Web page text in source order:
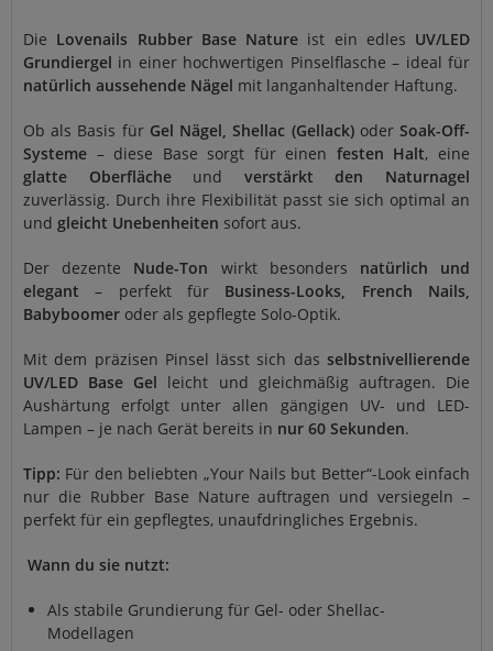
Die Lovenails Rubber Base Nature ist ein edles UV/LED
Grundiergel in einer hochwertigen Pinselflasche – ideal für
natürlich aussehende Nägel mit langanhaltender Haftung.
Ob als Basis für Gel Nägel, Shellac (Gellack)oderSoak-Off-
Systeme – diese Base sorgt für einen festen Halt, eine
glatte Oberflächeund verstärkt den Naturnagel
zuverlässig. Durch ihre Flexibilität passt sie sich optimal an
und gleicht Unebenheiten sofort aus.
Der dezente Nude-Ton wirkt besonders natürlich und
elegant – perfekt für Business-Looks, French Nails,
Babyboomer oder als gepflegte Solo-Optik.
Mit dem präzisen Pinsel lässt sich das selbstnivellierende
UV/LED Base Gel leicht und gleichmäßig auftragen. Die
Aushärtung erfolgt unter allen gängigen UV- und LED-
Lampen – je nach Gerät bereits in nur 60 Sekunden.
Tipp: Für den beliebten „Your Nails but Better“-Look einfach
nur die Rubber Base Nature auftragen und versiegeln –
perfekt für ein gepflegtes, unaufdringliches Ergebnis.
Wann du sie nutzt:
Als stabile Grundierung für Gel- oder Shellac-
Modellagen